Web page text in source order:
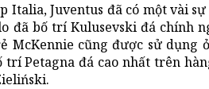
Italia, Juventus đã có một vài
đã bố trí Kulusevski đá chính
McKennie cũng được sử dụng
trí Petagna đá cao nhất trên